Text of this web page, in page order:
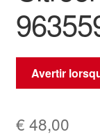
Avertir
€ 48,00